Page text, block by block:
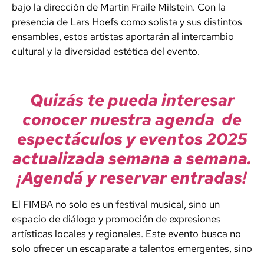
bajo la dirección de Martín Fraile Milstein. Con la
presencia de Lars Hoefs como solista y sus distintos
ensambles, estos artistas aportarán al intercambio
cultural y la diversidad estética del evento.
Quizás te pueda interesar
conocer nuestra agenda de
espectáculos y eventos 2025
actualizada semana a semana.
¡Agendá y reservar entradas!
El FIMBA no solo es un festival musical, sino un
espacio de diálogo y promoción de expresiones
artísticas locales y regionales. Este evento busca no
solo ofrecer un escaparate a talentos emergentes, sino